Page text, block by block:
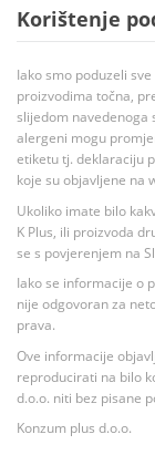
Korištenje
Iako smo poduzeli
proizvodima točna,
slijedom navedenoga
alergeni mogu
etiketu tj. deklaraciju
koje su objavljene na
Ukoliko imate bilo
K Plus, ili proizvoda
se s povjerenjem na
Iako se informacije o
nije odgovoran za
prava.
Ove informacije
reproducirati na bilo
d.o.o. niti bez pisane
Konzum plus d.o.o.